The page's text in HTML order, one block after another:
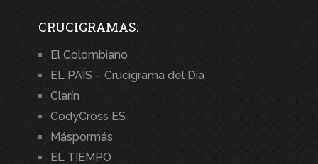
CRUCIGRAMAS:
El Colombiano
EL PAÍS – Crucigrama del Día
Clarín
CodyCross ES
Máspormás
EL TIEMPO